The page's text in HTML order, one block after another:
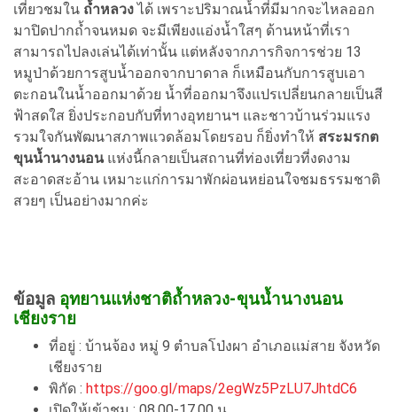
เที่ยวชมใน ถ้ำหลวงได้ เพราะปริมาณน้ำที่มีมากจะไหลออก
มาปิดปากถ้ำจนหมด จะมีเพียงแอ่งน้ำใสๆ ด้านหน้าที่เรา
สามารถไปลงเล่นได้เท่านั้น แต่หลังจากภารกิจการช่วย 13
หมูป่าด้วยการสูบน้ำออกจากบาดาล ก็เหมือนกับการสูบเอา
ตะกอนในน้ำออกมาด้วย น้ำที่ออกมาจึงแปรเปลี่ยนกลายเป็นสี
ฟ้าสดใส ยิ่งประกอบกับที่ทางอุทยานฯ และชาวบ้านร่วมแรง
รวมใจกันพัฒนาสภาพแวดล้อมโดยรอบ ก็ยิ่งทำให้ สระมรกต
ขุนน้ำนางนอน แห่งนี้กลายเป็นสถานที่ท่องเที่ยวที่งดงาม
สะอาดสะอ้าน เหมาะแก่การมาพักผ่อนหย่อนใจชมธรรมชาติ
สวยๆ เป็นอย่างมากค่ะ
ข้อมูล อุทยานแห่งชาติถ้ำหลวง-ขุนน้ำนางนอน
เชียงราย
ที่อยู่ : บ้านจ้อง หมู่ 9 ตำบลโป่งผา อำเภอแม่สาย จังหวัด
เชียงราย
พิกัด : https://goo.gl/maps/2egWz5PzLU7JhtdC6